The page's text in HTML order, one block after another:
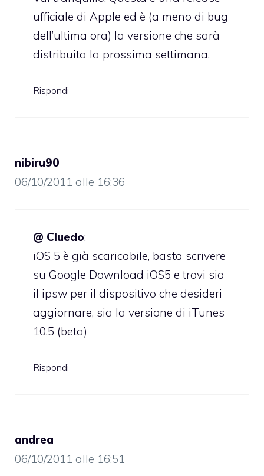
ufficiale di Apple ed è (a meno di bug
dell’ultima ora) la versione che sarà
distribuita la prossima settimana.
Rispondi
nibiru90
06/10/2011 alle 16:36
@ Cluedo:
iOS 5 è già scaricabile, basta scrivere
su Google Download iOS5 e trovi sia
il ipsw per il dispositivo che desideri
aggiornare, sia la versione di iTunes
10.5 (beta)
Rispondi
andrea
06/10/2011 alle 16:51